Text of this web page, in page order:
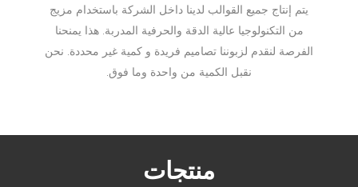
يتم إنتاج جميع القوالب لدينا داخل الشركة باستخدام مزيج
من التكنولوجيا عالية الدقة والحرفية المدربة. هذا يمنحنا
الفرصة لنقدم لزبوننا تصاميم فريدة و كمية غير محددة. نحن
نقبل الكمية من واحدة وما فوق.
منتجات